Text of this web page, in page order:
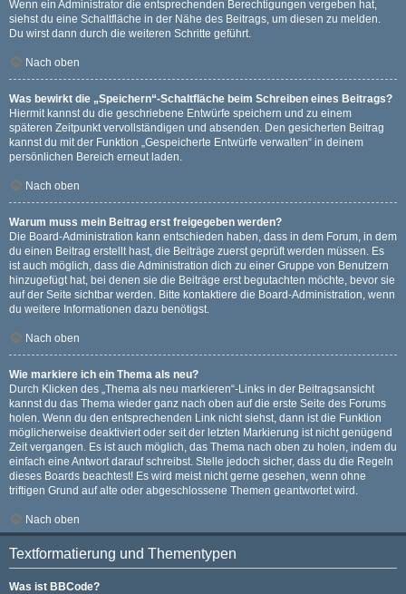
Wenn ein Administrator die entsprechenden Berechtigungen vergeben hat,
siehst du eine Schaltfläche in der Nähe des Beitrags, um diesen zu melden.
Du wirst dann durch die weiteren Schritte geführt.
Nach oben
Was bewirkt die „Speichern“-Schaltfläche beim Schreiben eines Beitrags?
Hiermit kannst du die geschriebene Entwürfe speichern und zu einem
späteren Zeitpunkt vervollständigen und absenden. Den gesicherten Beitrag
kannst du mit der Funktion „Gespeicherte Entwürfe verwalten“ in deinem
persönlichen Bereich erneut laden.
Nach oben
Warum muss mein Beitrag erst freigegeben werden?
Die Board-Administration kann entschieden haben, dass in dem Forum, in dem
du einen Beitrag erstellt hast, die Beiträge zuerst geprüft werden müssen. Es
ist auch möglich, dass die Administration dich zu einer Gruppe von Benutzern
hinzugefügt hat, bei denen sie die Beiträge erst begutachten möchte, bevor sie
auf der Seite sichtbar werden. Bitte kontaktiere die Board-Administration, wenn
du weitere Informationen dazu benötigst.
Nach oben
Wie markiere ich ein Thema als neu?
Durch Klicken des „Thema als neu markieren“-Links in der Beitragsansicht
kannst du das Thema wieder ganz nach oben auf die erste Seite des Forums
holen. Wenn du den entsprechenden Link nicht siehst, dann ist die Funktion
möglicherweise deaktiviert oder seit der letzten Markierung ist nicht genügend
Zeit vergangen. Es ist auch möglich, das Thema nach oben zu holen, indem du
einfach eine Antwort darauf schreibst. Stelle jedoch sicher, dass du die Regeln
dieses Boards beachtest! Es wird meist nicht gerne gesehen, wenn ohne
triftigen Grund auf alte oder abgeschlossene Themen geantwortet wird.
Nach oben
Textformatierung und Thementypen
Was ist BBCode?